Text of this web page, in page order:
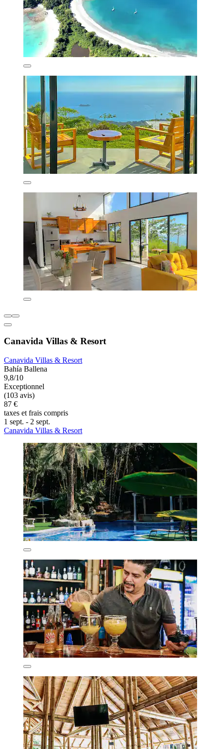
Canavida Villas & Resort
Canavida Villas & Resort
Bahía Ballena
9,8/10
Exceptionnel
(103 avis)
87 €
taxes et frais compris
1 sept. - 2 sept.
Canavida Villas & Resort